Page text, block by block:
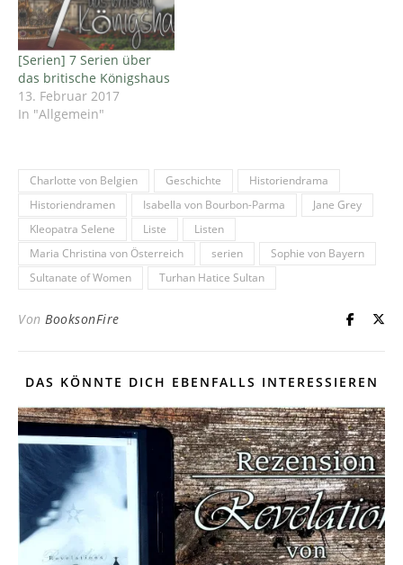
[Serien] 7 Serien über
das britische Königshaus
13. Februar 2017
In "Allgemein"
Charlotte von Belgien Geschichte
Historiendrama
Historiendramen
Isabella von Bourbon-Parma
Jane Grey
Kleopatra Selene
Liste
Listen
Maria Christina von Österreich
serien
Sophie von Bayern
Sultanate of Women
Turhan Hatice Sultan
Von BooksonFire
DAS KÖNNTE DICH EBENFALLS INTERESSIEREN